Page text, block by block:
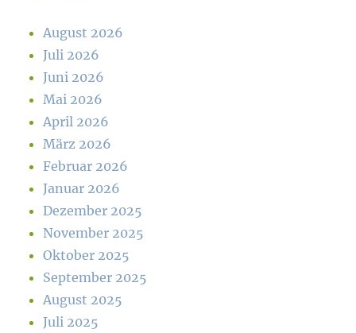
August 2026
Juli 2026
Juni 2026
Mai 2026
April 2026
März 2026
Februar 2026
Januar 2026
Dezember 2025
November 2025
Oktober 2025
September 2025
August 2025
Juli 2025